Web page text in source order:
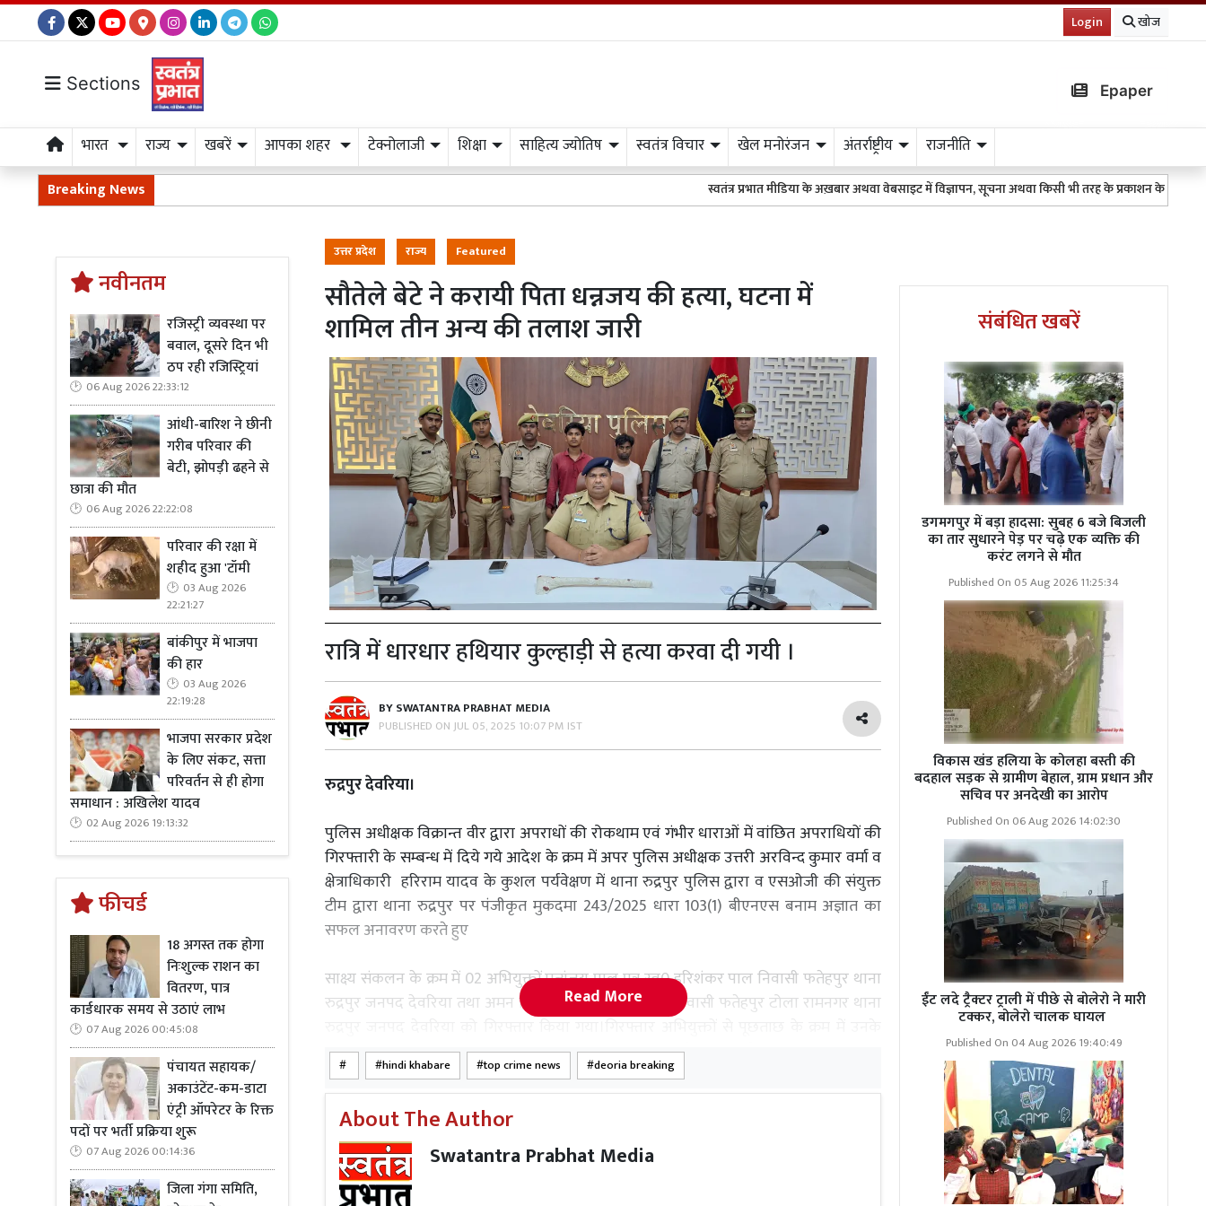
Login खोज
Sections Epaper
भारत राज्य खबरें आपका शहर टेक्नोलाजी शिक्षा साहित्य ज्योतिष स्वतंत्र विचार खेल मनोरंजन अंतर्राष्ट्रीय राजनीति
Breaking News स्वतंत्र प्रभात मीडिया के अख़बार अथवा वेबसाइट में विज्ञापन, सूचना अथवा किसी भी तरह के प्रकाशन के लिए 9511151254 पर
नवीनतम
रजिस्ट्री व्यवस्था पर
बवाल, दूसरे दिन भी
ठप रही रजिस्ट्रियां
06 Aug 2026 22:33:12
आंधी-बारिश ने छीनी
गरीब परिवार की
बेटी, झोपड़ी ढहने से
छात्रा की मौत
06 Aug 2026 22:22:08
परिवार की रक्षा में
शहीद हुआ 'टॉमी
03 Aug 2026
22:21:27
बांकीपुर में भाजपा
की हार
03 Aug 2026
22:19:28
भाजपा सरकार प्रदेश
के लिए संकट, सत्ता
परिवर्तन से ही होगा
समाधान : अखिलेश यादव
02 Aug 2026 19:13:32
फीचर्ड
18 अगस्त तक होगा
निःशुल्क राशन का
वितरण, पात्र
कार्डधारक समय से उठाएं लाभ
07 Aug 2026 00:45:08
पंचायत सहायक/
अकाउंटेंट-कम-डाटा
एंट्री ऑपरेटर के रिक्त
पदों पर भर्ती प्रक्रिया शुरू
07 Aug 2026 00:14:36
जिला गंगा समिति,
उत्तर प्रदेश राज्य Featured
सौतेले बेटे ने करायी पिता धन्नजय की हत्या, घटना में
शामिल तीन अन्य की तलाश जारी
रात्रि में धारधार हथियार कुल्हाड़ी से हत्या करवा दी गयी ।
BYSWATANTRA PRABHAT MEDIA
PUBLISHED ONJUL 05, 2025 10:07 PM IST
रुद्रपुर देवरिया।
पुलिस अधीक्षक विक्रान्त वीर द्वारा अपराधों की रोकथाम एवं गंभीर धाराओं में वांछित अपराधियों की
गिरफ्तारी के सम्बन्ध में दिये गये आदेश के क्रम में अपर पुलिस अधीक्षक उत्तरी अरविन्द कुमार वर्मा व
क्षेत्राधिकारी हरिराम यादव के कुशल पर्यवेक्षण में थाना रुद्रपुर पुलिस द्वारा व एसओजी की संयुक्त
टीम द्वारा थाना रुद्रपुर पर पंजीकृत मुकदमा 243/2025 धारा 103(1) बीएनएस बनाम अज्ञात का
सफल अनावरण करते हुए
साक्ष्य संकलन के क्रम में 02 अभियुक्तों.मृत्युंजय पाल पुत्र स्व0 हरिशंकर पाल निवासी फतेहपुर थाना
रुद्रपुर जनपद देवरिया तथा अमन निषाद पुत्र रामनरेश निषाद निवासी फतेहपुर टोला रामनगर थाना
द्वारा बताया गया कि अभियुक्त मृत्युंजय पाल जो कि मृतक का सौतेला बेटा है से मृतक का संपत्ति व
जमीन के बंटवारे को लेकर विवाद था ।
गिरफ्तार अभियुक्त मृत्युंजय पाल द्वारा आपराधिक षड्यंत्र बनाकर अपने सहयोगियों को 50 हजार
रुपए की सुपारी देकर अपने सौतेले पिता मृतक धनंजय पाल की दिनांक 27/28 की रात्रि में धारधार
हथियार कुल्हाड़ी से हत्या करवा दी गयी । गिरफ्तार अभियुक्त मृत्युंजय पाल द्वारा यह भी बताया गया
कि हत्या के बाद हत्यारों को 02 हजार रुपए व 13 हजार रुपए जरिए फोन पे दिया गया है । शेष पैसा
Read More
hindi khabare top crime news deoria breaking
About The Author
Swatantra Prabhat Media
संबंधित खबरें
डगमगपुर में बड़ा हादसा: सुबह 6 बजे बिजली
का तार सुधारने पेड़ पर चढ़े एक व्यक्ति की
करंट लगने से मौत
Published On 05 Aug 2026 11:25:34
विकास खंड हलिया के कोलहा बस्ती की
बदहाल सड़क से ग्रामीण बेहाल, ग्राम प्रधान और
सचिव पर अनदेखी का आरोप
Published On 06 Aug 2026 14:02:30
ईंट लदे ट्रैक्टर ट्राली में पीछे से बोलेरो ने मारी
टक्कर, बोलेरो चालक घायल
Published On 04 Aug 2026 19:40:49